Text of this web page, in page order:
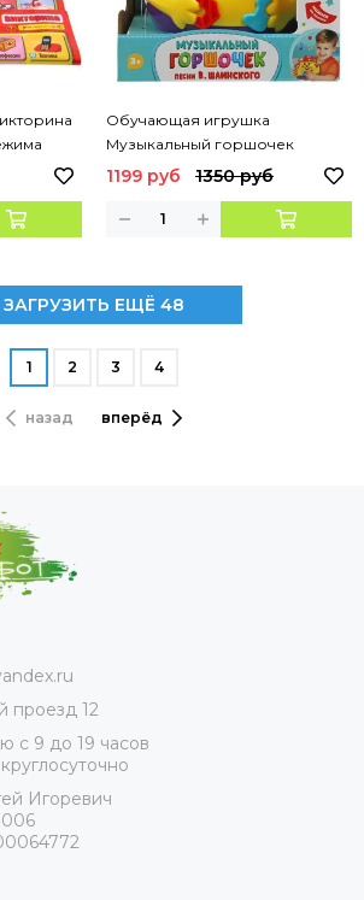
песен.
Обучающая игрушка
Музыкальный горшочек
Шаинский в кор. Умка
1199 руб 1350 руб
ЗАГРУЗИТЬ ЕЩЁ 48
назад
1 2 3 4
вперёд
проезд 12
с 9 до 19 часов
Игоревич